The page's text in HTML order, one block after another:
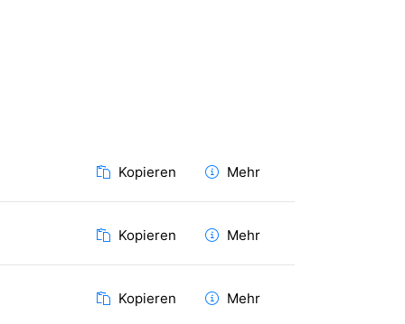
Kopieren Mehr
Kopieren Mehr
Kopieren Mehr